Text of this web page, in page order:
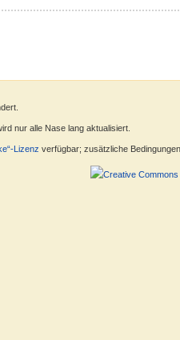
nur alle Nase lang aktualisiert.
Lizenz verfügbar; zusätzliche